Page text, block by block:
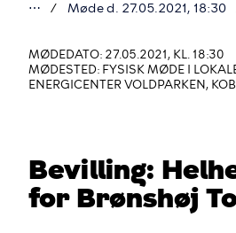
er
her
⋯ Møde d. 27.05.2021, 18:30
MØDEDATO: 27.05.2021, KL. 18:30
MØDESTED: FYSISK MØDE I
ENERGICENTER VOLDPARKEN,
Bevilling:
for Brønshøj